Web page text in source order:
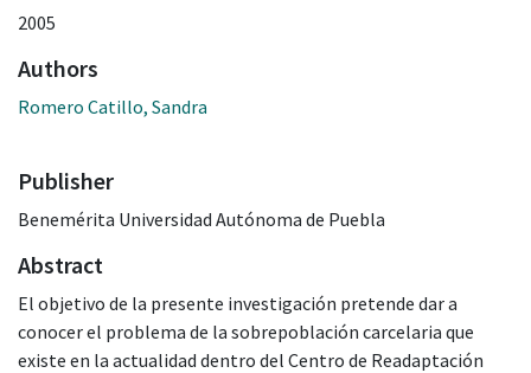
2005
Authors
Romero Catillo, Sandra
Publisher
Benemérita Universidad Autónoma de Puebla
Abstract
El objetivo de la presente investigación pretende dar a
conocer el problema de la sobrepoblación carcelaria que
existe en la actualidad dentro del Centro de Readaptación